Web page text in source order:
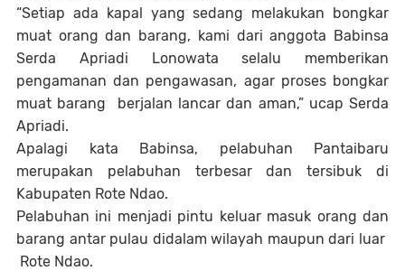
“Setiap ada kapal yang sedang melakukan bongkar
muat orang dan barang, kami dari anggota Babinsa
Serda Apriadi Lonowata selalu memberikan
pengamanan dan pengawasan, agar proses bongkar
muat barang berjalan lancar dan aman,” ucap Serda
Apriadi.
Apalagi kata Babinsa, pelabuhan Pantaibaru
merupakan pelabuhan terbesar dan tersibuk di
Kabupaten Rote Ndao.
Pelabuhan ini menjadi pintu keluar masuk orang dan
barang antar pulau didalam wilayah maupun dari luar
Rote Ndao.